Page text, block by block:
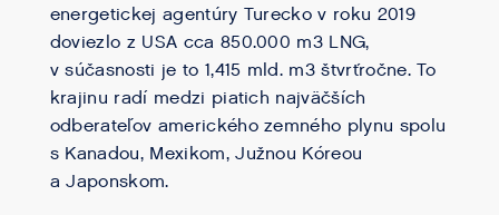
energetickej agentúry Turecko v roku 2019
doviezlo z USA cca 850.000 m3 LNG,
v súčasnosti je to 1,415 mld. m3 štvrťročne. To
krajinu radí medzi piatich najväčších
odberateľov amerického zemného plynu spolu
s Kanadou, Mexikom, Južnou Kóreou
a Japonskom.